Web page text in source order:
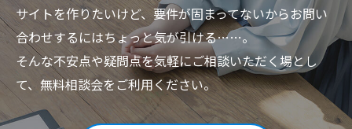
サイトを作りたいけど、要件が固まってないからお問い
合わせするにはちょっと気が引ける……。
そんな不安点や疑問点を気軽にご相談いただく場とし
て、無料相談会をご利用ください。